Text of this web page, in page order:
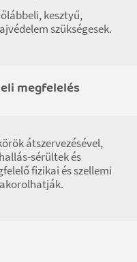
kesztyű,
szükségesek.
megfelelés
átszervezésével,
sérültek és
fizikai és szellemi